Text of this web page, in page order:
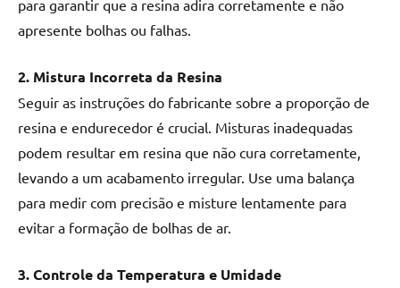
para garantir que a resina adira corretamente e não
apresente bolhas ou falhas.
2. Mistura Incorreta da Resina
Seguir as instruções do fabricante sobre a proporção de
resina e endurecedor é crucial. Misturas inadequadas
podem resultar em resina que não cura corretamente,
levando a um acabamento irregular. Use uma balança
para medir com precisão e misture lentamente para
evitar a formação de bolhas de ar.
3. Controle da Temperatura e Umidade